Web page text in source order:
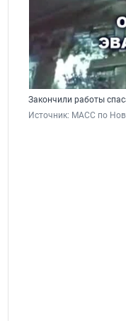
Закончили работы
Источник: МАСС по